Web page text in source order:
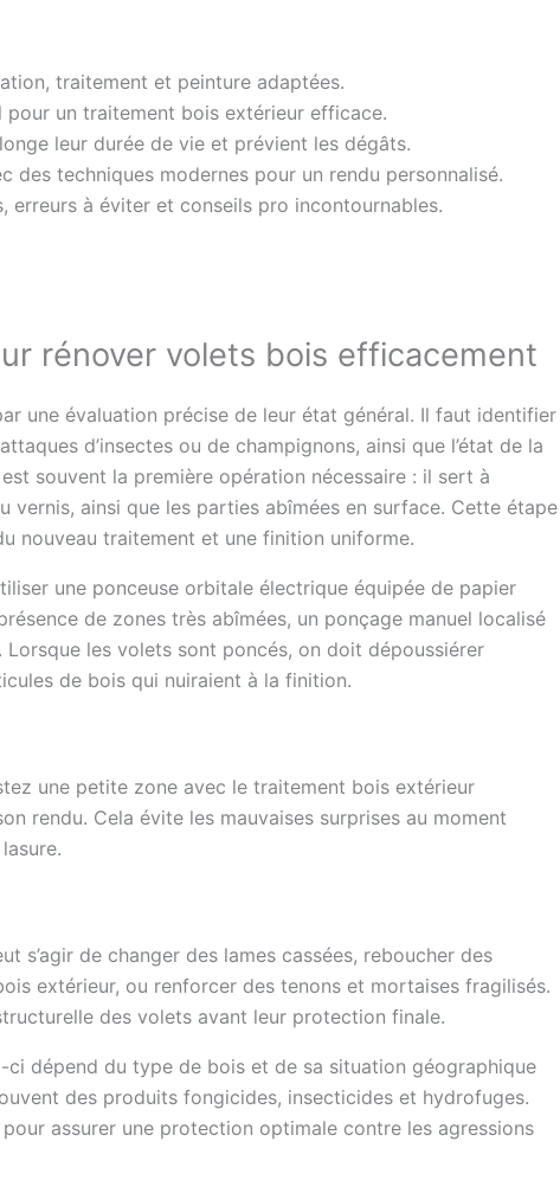
traitement et peinture adaptées.
un traitement bois extérieur efficace.
leur durée de vie et prévient les dégâts.
des techniques modernes pour un rendu personnalisé.
à éviter et conseils pro incontournables.
rénover volets bois efficacement
une évaluation précise de leur état général. Il faut identifier
d’insectes ou de champignons, ainsi que l’état de la
souvent la première opération nécessaire : il sert à
vernis, ainsi que les parties abîmées en surface. Cette étape
nouveau traitement et une finition uniforme.
une ponceuse orbitale électrique équipée de papier
de zones très abîmées, un ponçage manuel localisé
les volets sont poncés, on doit dépoussiérer
de bois qui nuiraient à la finition.
une petite zone avec le traitement bois extérieur
rendu. Cela évite les mauvaises surprises au moment
s’agir de changer des lames cassées, reboucher des
extérieur, ou renforcer des tenons et mortaises fragilisés.
des volets avant leur protection finale.
dépend du type de bois et de sa situation géographique
des produits fongicides, insecticides et hydrofuges.
assurer une protection optimale contre les agressions